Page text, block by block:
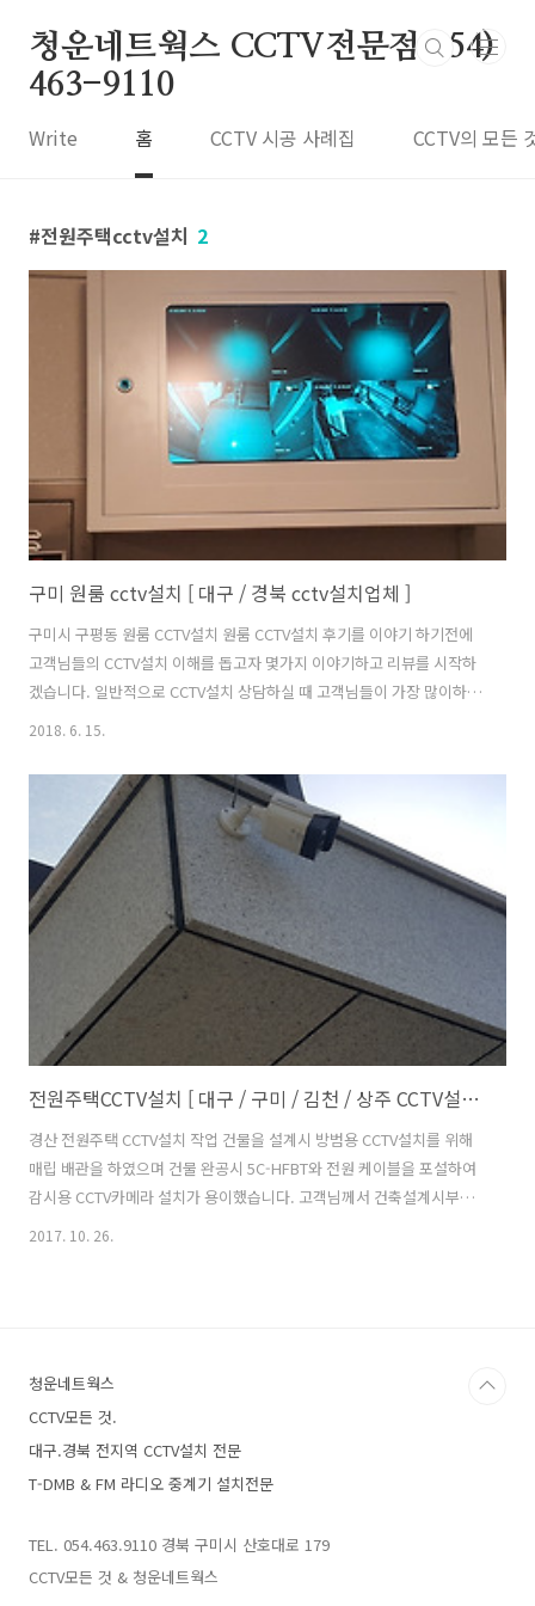
청운네트웍스 CCTV전문점 054)
463-9110
Write 홈 CCTV 시공 사례집 CCTV의 모든
전원주택cctv설치 2
구미 원룸 cctv설치 [ 대구 / 경북 cctv설치업체 ]
구미시 구평동 원룸 CCTV설치 원룸 CCTV설치 후기를 이야기 하기전에
고객님들의 CCTV설치 이해를 돕고자 몇가지 이야기하고 리뷰를 시작하
겠습니다. 일반적으로 CCTV설치 상담하실 때 고객님들이 가장 많이하는
질문은 무엇일까? 첫 번째. 가장 먼저 가격은 얼마냐? 두 번째. 어느 회사
말씀드리면 가격 싸고, 화질 좋고, 품질 좋은 제품은 없습니다. 가장 중요
한 점은 1. 설치장소 및 감시영역에 따라 카메라 렌즈의 화각을 달리해야
한다는 점. 2. 감시영역에 따라 역광보정이 되는 제품인가. 3. 영상 전송
케이블은 어떤 종류의 케이블을 사용하는 가. 4. 케이블 보호 배관작업은
하는가. 5. 영상 녹화기 보관함(RACK)은 설치..
2018. 6. 15.
전원주택CCTV설치 [ 대구 / 구미 / 김천 / 상주 CCTV설치업체 ]
경산 전원주택 CCTV설치 작업 건물을 설계시 방범용 CCTV설치를 위해
매립 배관을 하였으며 건물 완공시 5C-HFBT와 전원 케이블을 포설하여
감시용 CCTV카메라 설치가 용이했습니다. 고객님께서 건축설계시부터
감시용 CCTV 설치를 포함함으로써 케이블이 외부 노출 없이 깔끔하게
체 뒷마당과 텃밭을 감시하기 위해 옥상 처마에 감시용 CCTV 설..
2017. 10. 26.
청운네트웍스
CCTV모든 것.
대구.경북 전지역 CCTV설치 전문
T-DMB & FM 라디오 중계기 설치전문
TEL. 054.463.9110 경북 구미시 산호대로 179
CCTV모든 것 & 청운네트웍스